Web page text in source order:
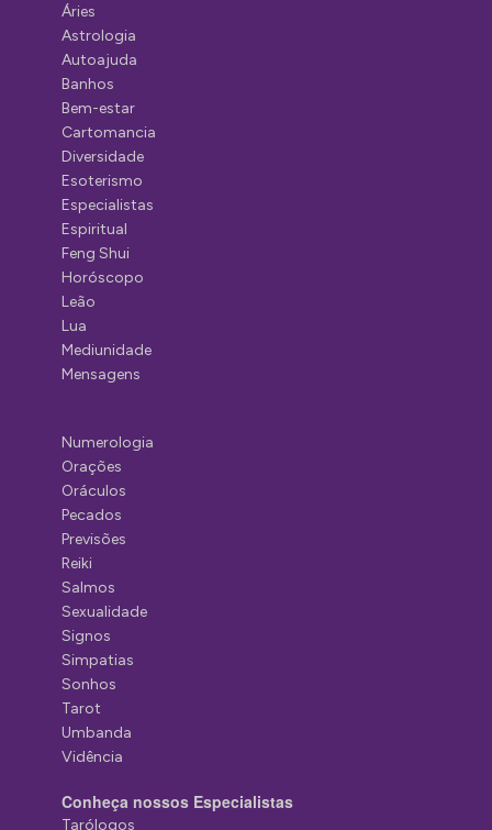
Áries
Astrologia
Autoajuda
Banhos
Bem-estar
Cartomancia
Diversidade
Esoterismo
Especialistas
Espiritual
Feng Shui
Horóscopo
Leão
Lua
Mediunidade
Mensagens
Numerologia
Orações
Oráculos
Pecados
Previsões
Reiki
Salmos
Sexualidade
Signos
Simpatias
Sonhos
Tarot
Umbanda
Vidência
Conheça nossos Especialistas
Tarólogos